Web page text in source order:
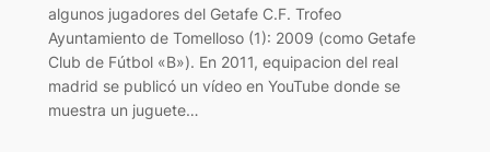
algunos jugadores del Getafe C.F. Trofeo
Ayuntamiento de Tomelloso (1): 2009 (como Getafe
Club de Fútbol «B»). En 2011, equipacion del real
madrid se publicó un vídeo en YouTube donde se
muestra un juguete…